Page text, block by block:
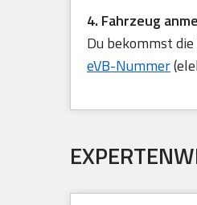
4. Fahrzeug
Du bekommst
eVB-Nummer